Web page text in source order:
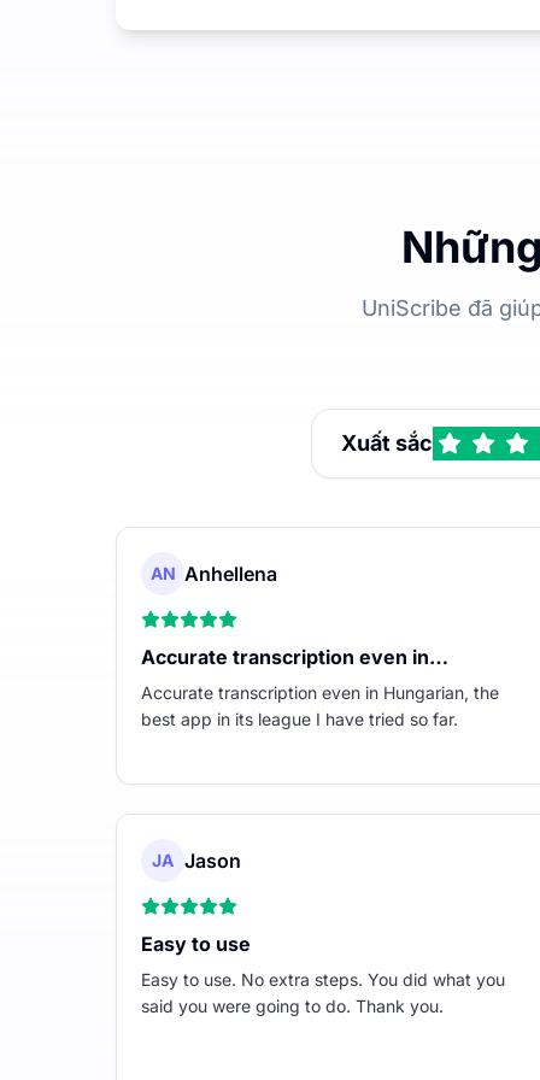
UniScribe đã
Xuất sắc
AN Anhellena
Accurate transcription even in…
Accurate transcription even in Hungarian, the
best app in its league I have tried so far.
JA Jason
Easy to use
Easy to use. No extra steps. You did what you
said you were going to do. Thank you.